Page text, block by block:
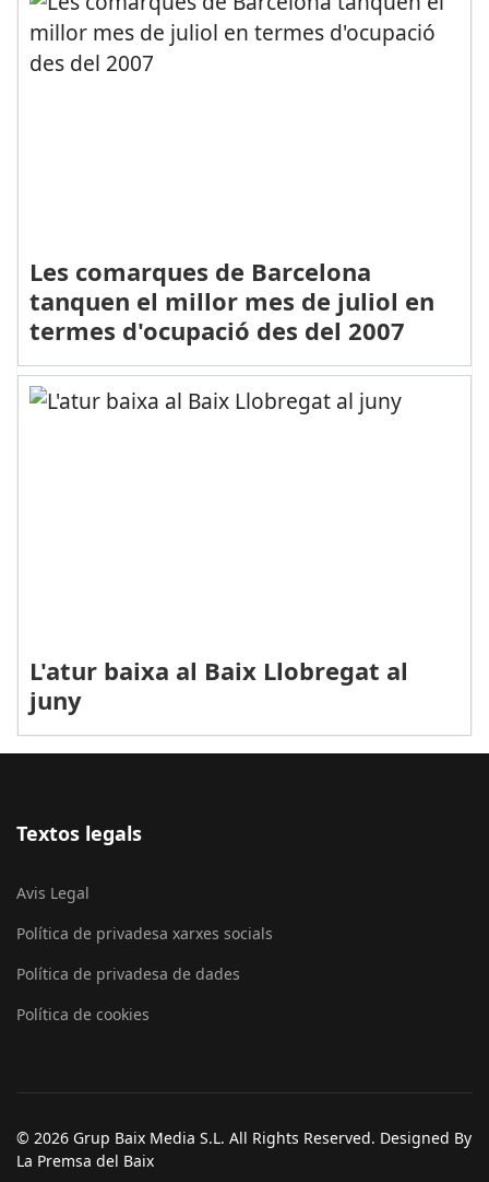
Les comarques de Barcelona
tanquen el millor mes de juliol en
termes d'ocupació des del 2007
L'atur baixa al Baix Llobregat al
juny
Textos legals
Avis Legal
Política de privadesa xarxes socials
Política de privadesa de dades
Política de cookies
© 2026 Grup Baix Media S.L. All Rights Reserved. Designed By
La Premsa del Baix